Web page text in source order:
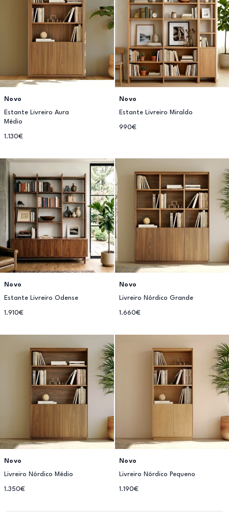
Novo
Estante Livreiro Aura
Médio
1.130€
Novo
Estante Livreiro Miraldo
990€
Novo
Estante Livreiro Odense
1.910€
Novo
Livreiro Nórdico Grande
1.660€
Novo
Livreiro Nórdico Médio
1.350€
Novo
Livreiro Nórdico Pequeno
1.190€